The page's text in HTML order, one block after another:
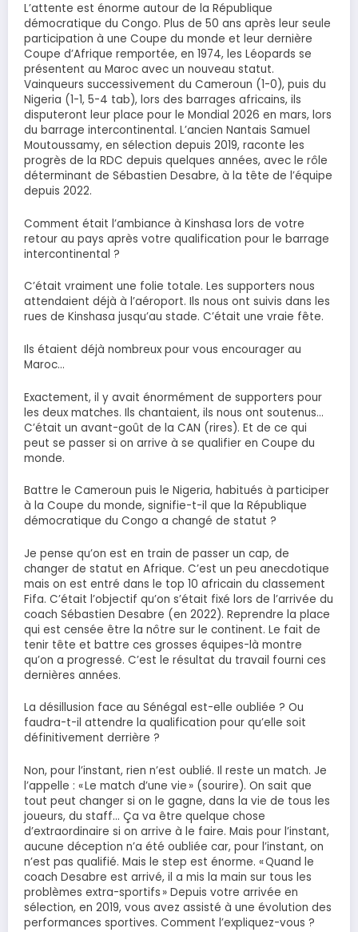
L’attente est énorme autour de la République
démocratique du Congo. Plus de 50 ans après leur seule
participation à une Coupe du monde et leur dernière
Coupe d’Afrique remportée, en 1974, les Léopards se
présentent au Maroc avec un nouveau statut.
Vainqueurs successivement du Cameroun (1-0), puis du
Nigeria (1-1, 5-4 tab), lors des barrages africains, ils
disputeront leur place pour le Mondial 2026 en mars, lors
du barrage intercontinental. L’ancien Nantais Samuel
Moutoussamy, en sélection depuis 2019, raconte les
progrès de la RDC depuis quelques années, avec le rôle
déterminant de Sébastien Desabre, à la tête de l’équipe
depuis 2022.
Comment était l’ambiance à Kinshasa lors de votre
retour au pays après votre qualification pour le barrage
intercontinental ?
C’était vraiment une folie totale. Les supporters nous
attendaient déjà à l’aéroport. Ils nous ont suivis dans les
rues de Kinshasa jusqu’au stade. C’était une vraie fête.
Ils étaient déjà nombreux pour vous encourager au
Maroc…
Exactement, il y avait énormément de supporters pour
les deux matches. Ils chantaient, ils nous ont soutenus…
C’était un avant-goût de la CAN (rires). Et de ce qui
peut se passer si on arrive à se qualifier en Coupe du
monde.
Battre le Cameroun puis le Nigeria, habitués à participer
à la Coupe du monde, signifie-t-il que la République
démocratique du Congo a changé de statut ?
Je pense qu’on est en train de passer un cap, de
changer de statut en Afrique. C’est un peu anecdotique
mais on est entré dans le top 10 africain du classement
Fifa. C’était l’objectif qu’on s’était fixé lors de l’arrivée du
coach Sébastien Desabre (en 2022). Reprendre la place
qui est censée être la nôtre sur le continent. Le fait de
tenir tête et battre ces grosses équipes-là montre
qu’on a progressé. C’est le résultat du travail fourni ces
dernières années.
La désillusion face au Sénégal est-elle oubliée ? Ou
faudra-t-il attendre la qualification pour qu’elle soit
définitivement derrière ?
Non, pour l’instant, rien n’est oublié. Il reste un match. Je
l’appelle : « Le match d’une vie » (sourire). On sait que
tout peut changer si on le gagne, dans la vie de tous les
joueurs, du staff… Ça va être quelque chose
d’extraordinaire si on arrive à le faire. Mais pour l’instant,
aucune déception n’a été oubliée car, pour l’instant, on
n’est pas qualifié. Mais le step est énorme. « Quand le
coach Desabre est arrivé, il a mis la main sur tous les
problèmes extra-sportifs » Depuis votre arrivée en
sélection, en 2019, vous avez assisté à une évolution des
performances sportives. Comment l’expliquez-vous ?